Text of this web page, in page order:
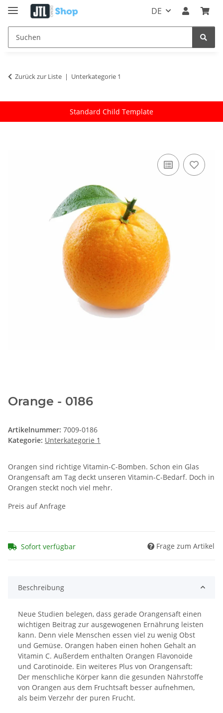
DE
Zurück zur Liste Unterkategorie 1
Standard Child Template
Orange - 0186
Artikelnummer: 7009-0186
Kategorie: Unterkategorie 1
Orangen sind richtige Vitamin-C-Bomben. Schon ein Glas
Orangensaft am Tag deckt unseren Vitamin-C-Bedarf. Doch in
Orangen steckt noch viel mehr.
Preis auf Anfrage
Sofort verfügbar Frage zum Artikel
Beschreibung
Neue Studien belegen, dass gerade Orangensaft einen
wichtigen Beitrag zur ausgewogenen Ernährung leisten
kann. Denn viele Menschen essen viel zu wenig Obst
und Gemüse. Orangen haben einen hohen Gehalt an
Vitamin C. Außerdem enthalten Orangen Flavonoide
und Carotinoide. Ein weiteres Plus von Orangensaft:
Der menschliche Körper kann die gesunden Nährstoffe
von Orangen aus dem Fruchtsaft besser aufnehmen,
als beim Verzehr der puren Frucht.